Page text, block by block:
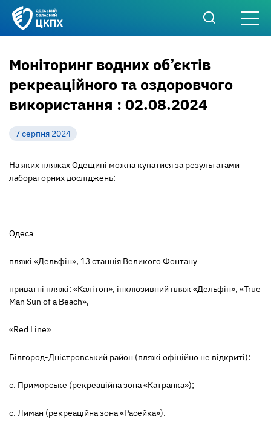
Моніторинг водних об’єктів
рекреаційного та оздоровчого
використання : 02.08.2024
7 серпня 2024
На яких пляжах Одещині можна купатися за результатами
лабораторних досліджень:
Одеса
пляжі «Дельфін», 13 станція Великого Фонтану
приватні пляжі: «Калітон», інклюзивний пляж «Дельфін», «True
Man Sun of a Beach»,
«Red Line»
Білгород-Дністровський район (пляжі офіційно не відкриті):
с. Приморське (рекреаційна зона «Катранка»);
с. Лиман (рекреаційна зона «Расейка»).